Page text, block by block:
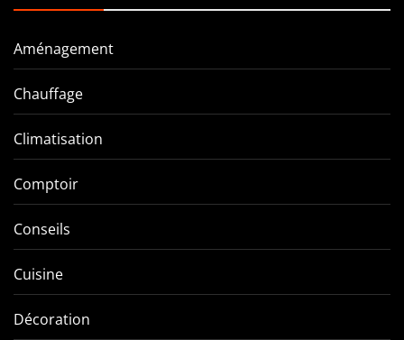
Aménagement
Chauffage
Climatisation
Comptoir
Conseils
Cuisine
Décoration